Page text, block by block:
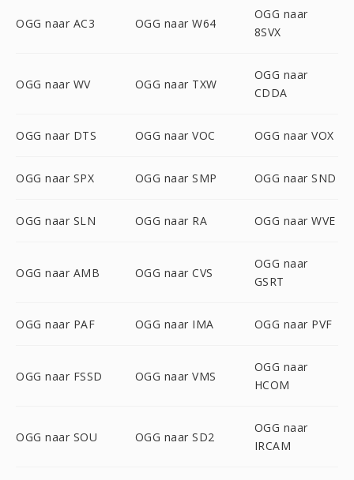
OGG naar AC3 OGG naar W64
OGG naar
8SVX
OGG naar WV OGG naar TXW
OGG naar
CDDA
OGG naar DTS OGG naar VOC OGG naar VOX
OGG naar SPX OGG naar SMP OGG naar SND
OGG naar SLN OGG naar RA OGG naar WVE
OGG naar AMB OGG naar CVS
OGG naar
GSRT
OGG naar PAF OGG naar IMA OGG naar PVF
OGG naar FSSD OGG naar VMS
OGG naar
HCOM
OGG naar SOU OGG naar SD2
OGG naar
IRCAM